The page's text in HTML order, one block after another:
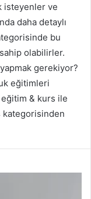
isteyenler ve
daha detaylı
bu
olabilirler.
gerekiyor?
eğitimleri
& kurs ile